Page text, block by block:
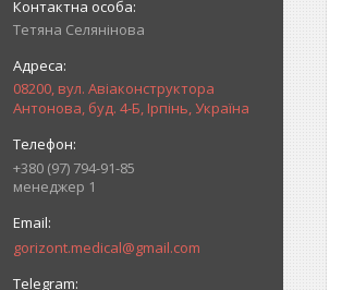
Тетяна Селянінова
08200, вул. Авіаконструктора
Антонова, буд. 4-Б, Ірпінь, Україна
+380 (97) 794-91-85
менеджер 1
gorizont.medical@gmail.com